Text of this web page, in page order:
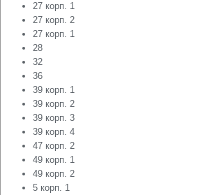
27 корп. 1
27 корп. 2
27 корп. 1
28
32
36
39 корп. 1
39 корп. 2
39 корп. 3
39 корп. 4
47 корп. 2
49 корп. 1
49 корп. 2
5 корп. 1